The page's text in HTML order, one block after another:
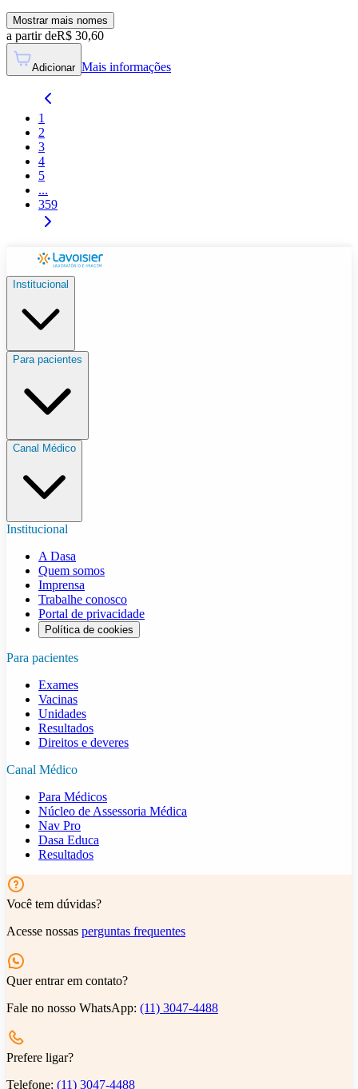
Mostrar mais nomes
a partir deR$ 30,60
Adicionar Mais informações
1
2
3
4
5
...
359
Institucional
Para pacientes
Canal Médico
Institucional
A Dasa
Quem somos
Imprensa
Trabalhe conosco
Portal de privacidade
Política de cookies
Para pacientes
Exames
Vacinas
Unidades
Resultados
Direitos e deveres
Canal Médico
Para Médicos
Núcleo de Assessoria Médica
Nav Pro
Dasa Educa
Resultados
Você tem dúvidas?
Acesse nossas perguntas frequentes
Quer entrar em contato?
Fale no nosso WhatsApp: (11) 3047-4488
Prefere ligar?
Telefone: (11) 3047-4488